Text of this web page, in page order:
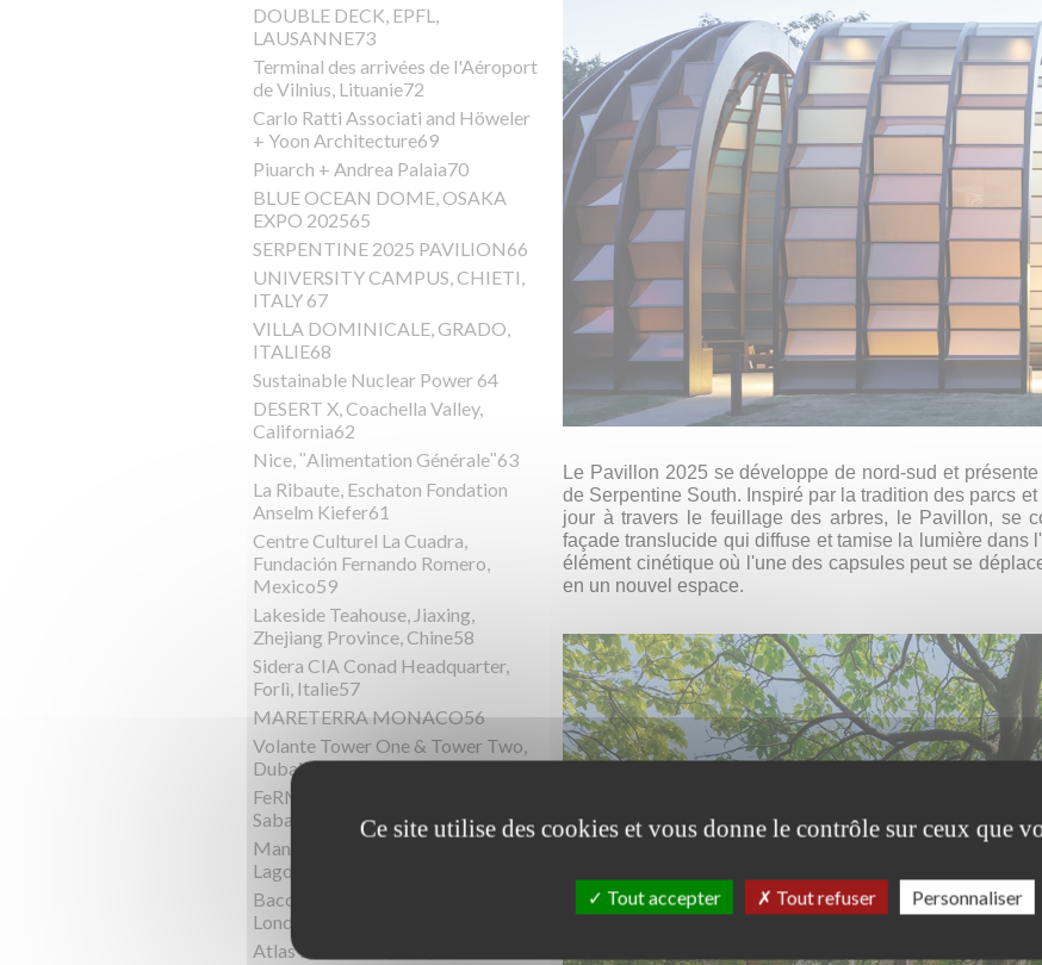
DOUBLE DECK, EPFL,
LAUSANNE73
Terminal des arrivées de l'Aéroport
de Vilnius, Lituanie72
Carlo Ratti Associati and Höweler
+ Yoon Architecture69
Piuarch + Andrea Palaia70
BLUE OCEAN DOME, OSAKA
EXPO 202565
SERPENTINE 2025 PAVILION66
UNIVERSITY CAMPUS, CHIETI,
ITALY 67
VILLA DOMINICALE, GRADO,
ITALIE68
Sustainable Nuclear Power 64
DESERT X, Coachella Valley,
California62
Nice, ʺAlimentation Généraleʺ63
La Ribaute, Eschaton Fondation
Anselm Kiefer61
Centre Culturel La Cuadra,
Fundación Fernando Romero,
Mexico59
Lakeside Teahouse, Jiaxing,
Zhejiang Province, Chine58
Sidera CIA Conad Headquarter,
Forlì, Italie57
MARETERRA MONACO56
Volante Tower One & Tower Two,
Dubai55
FeRMI, Université Toulouse 3 Paul
Sabatier, France54
Mandarin Oriental Hotel, Blevio,
Lago di Como53
Bacchanalia restaurant Mayfair
Londres52
Atlas Beach Fest, Bali, Indonésie 51
Le Pavillon 2025 se développe de nord-sud et
de Serpentine South. Inspiré par la tradition des parcs
jour à travers le feuillage des arbres, le Pavillon, se
façade translucide qui diffuse et tamise la lumière
élément cinétique où l'une des capsules peut se
en un nouvel espace.
Ce site utilise des cookies et vous donne le contrôle sur ceux que
Tout accepter Tout refuser Personnaliser